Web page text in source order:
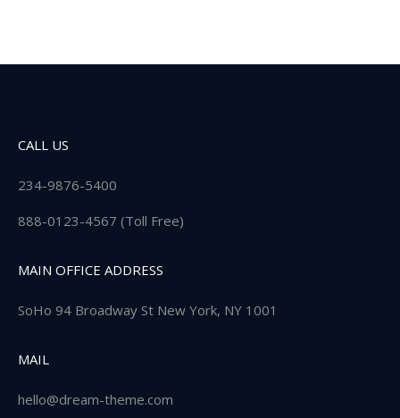
CALL US
234-9876-5400
888-0123-4567 (Toll Free)
MAIN OFFICE ADDRESS
SoHo 94 Broadway St New York, NY 1001
MAIL
hello@dream-theme.com